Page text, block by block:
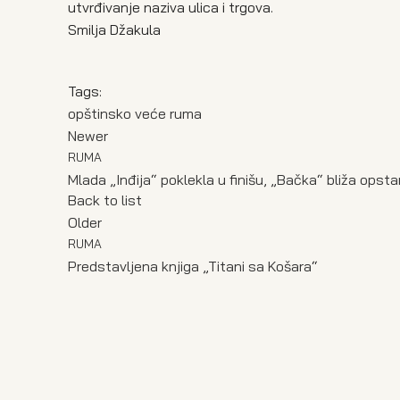
utvrđivanje naziva ulica i trgova.
Smilja Džakula
Tags:
opštinsko veće ruma
Newer
RUMA
Mlada „Inđija“ poklekla u finišu, „Bačka“ bliža
Back to list
Older
RUMA
Predstavljena knjiga „Titani sa Košara“